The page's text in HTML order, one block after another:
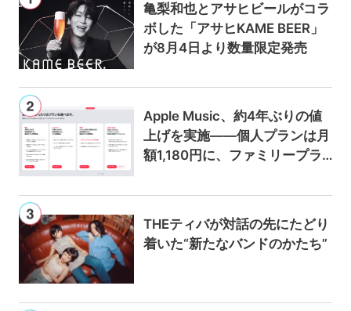
亀梨和也とアサヒビールがコラ
ボした「アサヒKAME BEER」
が8月4日より数量限定発売
Apple Music、約4年ぶりの値
上げを実施——個人プランは月
額1,180円に、ファミリープラ
THEティバが対話の先にたどり
着いた“新たなバンドのかたち”